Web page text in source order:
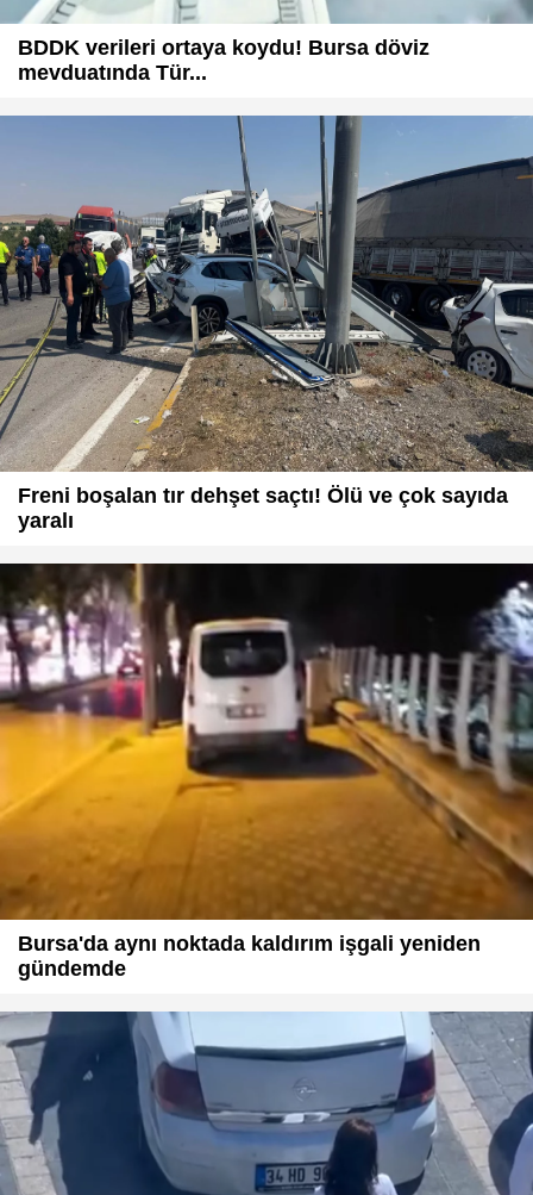
BDDK verileri ortaya koydu! Bursa döviz
mevduatında Tür...
Freni boşalan tır dehşet saçtı! Ölü ve çok sayıda
yaralı
Bursa'da aynı noktada kaldırım işgali yeniden
gündemde